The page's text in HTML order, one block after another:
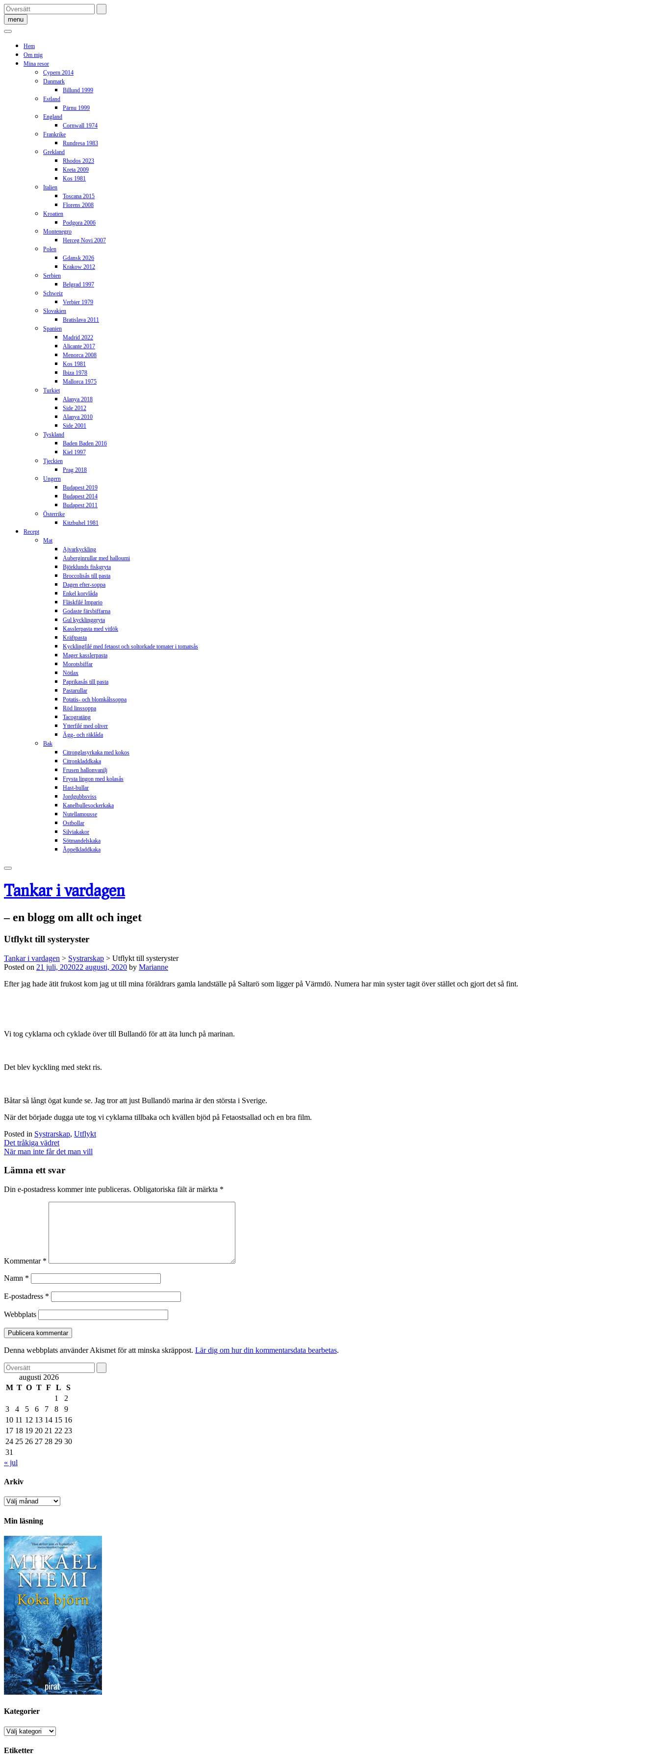
Skip
to
content
menu
Hem
Om mig
Mina resor
Cypern 2014
Danmark
Billund 1999
Estland
Pärnu 1999
England
Cornwall 1974
Frankrike
Rundresa 1983
Grekland
Rhodos 2023
Kreta 2009
Kos 1981
Italien
Toscana 2015
Florens 2008
Kroatien
Podgora 2006
Montenegro
Herceg Novi 2007
Polen
Gdansk 2026
Krakow 2012
Serbien
Belgrad 1997
Schweiz
Verbier 1979
Slovakien
Bratislava 2011
Spanien
Madrid 2022
Alicante 2017
Menorca 2008
Kos 1981
Ibiza 1978
Mallorca 1975
Turkiet
Alanya 2018
Side 2012
Alanya 2010
Side 2001
Tyskland
Baden Baden 2016
Kiel 1997
Tjeckien
Prag 2018
Ungern
Budapest 2019
Budapest 2014
Budapest 2011
Österrike
Kitzbuhel 1981
Recept
Mat
Ajvarkyckling
Auberginrullar med halloumi
Björklunds fiskgryta
Broccolisås till pasta
Dagen efter-soppa
Enkel korvlåda
Fläskfilé Impario
Godaste färsbiffarna
Gul kycklinggryta
Kasslerpasta med vitlök
Kräftpasta
Kycklingfilé med fetaost och soltorkade tomater i tomatsås
Mager kasslerpasta
Morotsbiffar
Nötlax
Paprikasås till pasta
Pastarullar
Potatis- och blomkålssoppa
Röd linssoppa
Tacogratäng
Ytterfilé med oliver
Ägg- och räklåda
Bak
Citronglasyrkaka med kokos
Citronkladdkaka
Frusen hallonvanilj
Frysta lingon med kolasås
Hast-bullar
Jordgubbsviss
Kanelbullesockerkaka
Nutellamousse
Ostbollar
Silviakakor
Sötmandelskaka
Åppelkladdkaka
Tankar i vardagen
– en blogg om allt och inget
Utflykt till systeryster
Tankar i vardagen > Systrarskap > Utflykt till systeryster
Posted on 21 juli, 202022 augusti, 2020 by Marianne
Efter jag hade ätit frukost kom jag ut till mina föräldrars gamla landställe på Saltarö som ligger på Värmdö. Numera har min syster tagit över stället och gjort det så fint.
Vi tog cyklarna och cyklade över till Bullandö för att äta lunch på marinan.
Det blev kyckling med stekt ris.
Båtar så långt ögat kunde se. Jag tror att just Bullandö marina är den största i Sverige.
När det började dugga ute tog vi cyklarna tillbaka och kvällen bjöd på Fetaostsallad och en bra film.
Posted in Systrarskap, Utflykt
Post
navigation
Det tråkiga vädret
När man inte får det man vill
Lämna ett svar
Din e-postadress kommer inte publiceras. Obligatoriska fält är märkta *
Kommentar *
Namn *
E-postadress *
Webbplats
Denna webbplats använder Akismet för att minska skräppost. Lär dig om hur din kommentarsdata bearbetas.
augusti 2026
M T O T F L
S
1
2
3
4 5 6 7 8
9
10 11 12 13 14 15 16
17 18 19 20 21 22 23
24 25 26 27 28 29 30
31
« jul
Arkiv
Arkiv
Min läsning
Kategorier
Kategorier
Etiketter